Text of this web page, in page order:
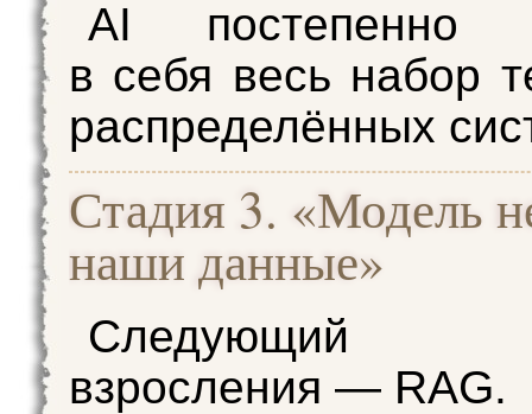
AI постепенно
в себя весь набор
распределённых
Стадия 3. «Модель
наши данные»
взросления — RAG.